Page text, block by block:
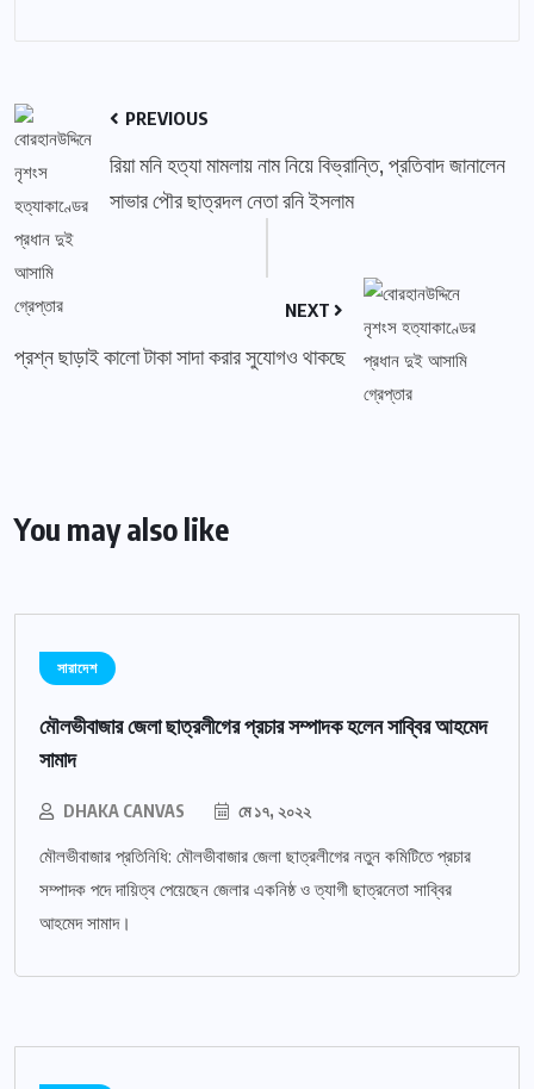
PREVIOUS
রিয়া মনি হত্যা মামলায় নাম নিয়ে বিভ্রান্তি, প্রতিবাদ জানালেন
সাভার পৌর ছাত্রদল নেতা রনি ইসলাম
NEXT
প্রশ্ন ছাড়াই কালো টাকা সাদা করার সুযোগও থাকছে
You may also like
সারাদেশ
মৌলভীবাজার জেলা ছাত্রলীগের প্রচার সম্পাদক হলেন সাব্বির আহমেদ
সামাদ
DHAKA CANVAS মে ১৭, ২০২২
মৌলভীবাজার প্রতিনিধি: মৌলভীবাজার জেলা ছাত্রলীগের নতুন কমিটিতে প্রচার
সম্পাদক পদে দায়িত্ব পেয়েছেন জেলার একনিষ্ঠ ও ত্যাগী ছাত্রনেতা সাব্বির
আহমেদ সামাদ।